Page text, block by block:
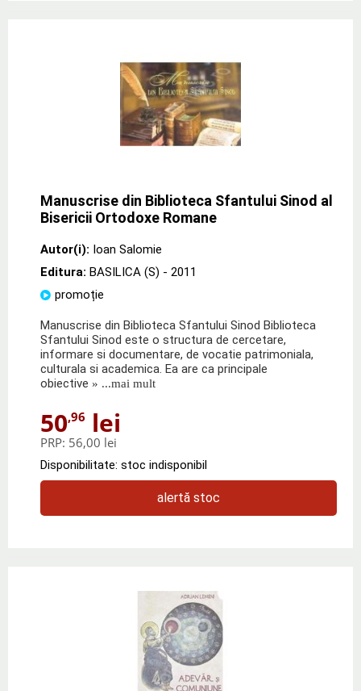
Manuscrise din Biblioteca Sfantului Sinod al
Bisericii Ortodoxe Romane
Autor(i): Ioan Salomie
Editura: BASILICA (S) - 2011
promoție
Manuscrise din Biblioteca Sfantului Sinod Biblioteca
Sfantului Sinod este o structura de cercetare,
informare si documentare, de vocatie patrimoniala,
culturala si academica. Ea are ca principale
obiective » ...mai mult
50,96 lei
PRP: 56,00 lei
Disponibilitate: stoc indisponibil
alertă stoc